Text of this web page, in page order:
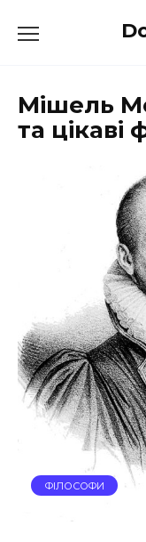
до
Мішель
та цікаві
ФІЛОСОФИ